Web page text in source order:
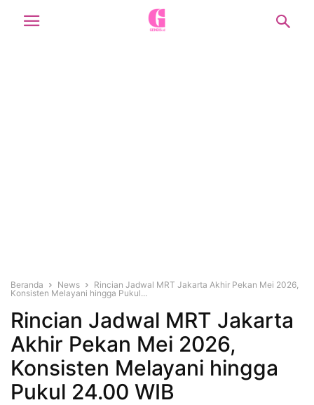
Beranda News
Rincian Jadwal MRT Jakarta Akhir Pekan Mei 2026,
Konsisten Melayani hingga Pukul...
Rincian Jadwal MRT Jakarta
Akhir Pekan Mei 2026,
Konsisten Melayani hingga
Pukul 24.00 WIB